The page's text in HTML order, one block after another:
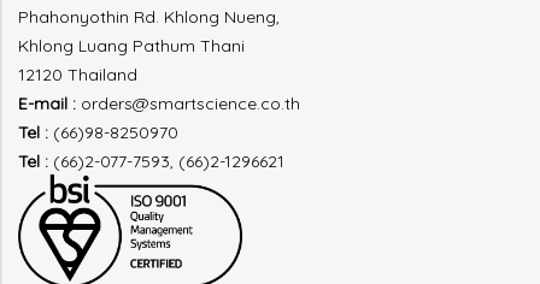
Phahonyothin Rd. Khlong Nueng,
Khlong Luang Pathum Thani
12120 Thailand
E-mail : orders@smartscience.co.th
Tel : (66)98-8250970
Tel : (66)2-077-7593, (66)2-1296621